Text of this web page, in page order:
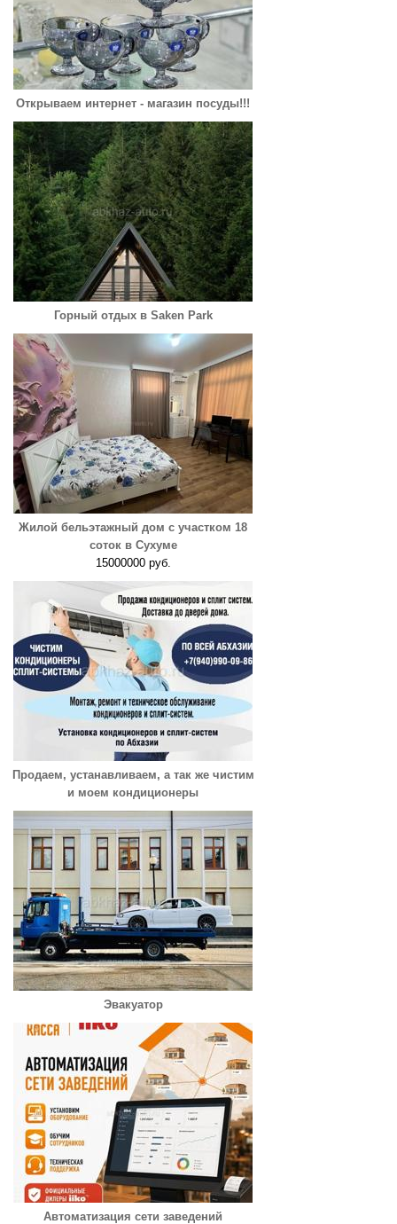
Открываем интернет - магазин посуды!!!
Горный отдых в Saken Park
Жилой бельэтажный дом с участком 18
соток в Сухуме
15000000 руб.
Продаем, устанавливаем, а так же чистим
и моем кондиционеры
Эвакуатор
Автоматизация сети заведений